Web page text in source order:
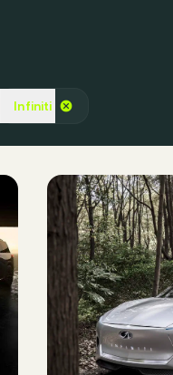
Infiniti